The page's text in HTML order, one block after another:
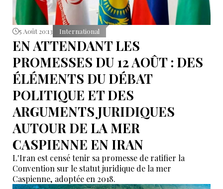
5 Août 20:13 International
EN ATTENDANT LES
PROMESSES DU 12 AOÛT : DES
ÉLÉMENTS DU DÉBAT
POLITIQUE ET DES
ARGUMENTS JURIDIQUES
AUTOUR DE LA MER
CASPIENNE EN IRAN
L'Iran est censé tenir sa promesse de ratifier la
Convention sur le statut juridique de la mer
Caspienne, adoptée en 2018.